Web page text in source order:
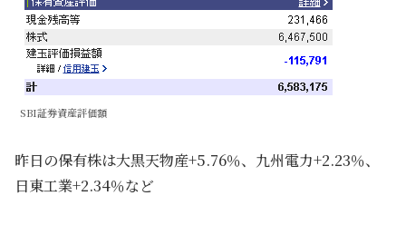
SBI証券資産評価額
昨日の保有株は大黒天物産+5.76％、九州電力+2.23％、
日東工業+2.34％など